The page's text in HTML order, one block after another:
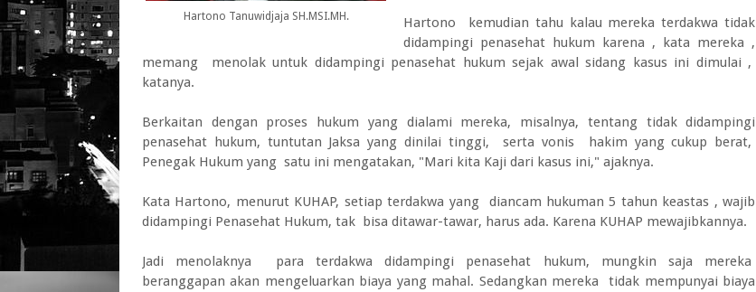
Hartono Tanuwidjaja SH.MSI.MH.
Hartono kemudian tahu kalau mereka terdakwa tidak
didampingi penasehat hukum karena , kata mereka ,
memang menolak untuk didampingi penasehat hukum sejak awal sidang kasus ini dimulai ,
katanya.
Berkaitan dengan proses hukum yang dialami mereka, misalnya, tentang tidak didampingi
penasehat hukum, tuntutan Jaksa yang dinilai tinggi, serta vonis hakim yang cukup berat,
Penegak Hukum yang satu ini mengatakan, "Mari kita Kaji dari kasus ini," ajaknya.
Kata Hartono, menurut KUHAP, setiap terdakwa yang diancam hukuman 5 tahun keastas , wajib
didampingi Penasehat Hukum, tak bisa ditawar-tawar, harus ada. Karena KUHAP mewajibkannya.
Jadi menolaknya para terdakwa didampingi penasehat hukum, mungkin saja mereka
beranggapan akan mengeluarkan biaya yang mahal. Sedangkan mereka tidak mempunyai biaya